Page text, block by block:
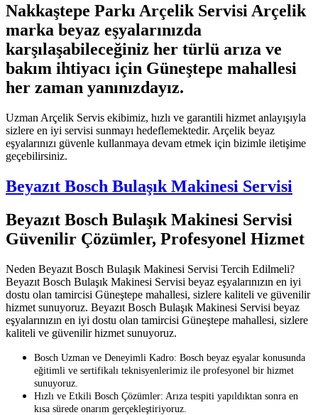
Nakkaştepe Parkı Arçelik Servisi Arçelik
marka beyaz eşyalarınızda
karşılaşabileceğiniz her türlü arıza ve
bakım ihtiyacı için Güneştepe mahallesi
her zaman yanınızdayız.
Uzman Arçelik Servis ekibimiz, hızlı ve garantili hizmet anlayışıyla
sizlere en iyi servisi sunmayı hedeflemektedir. Arçelik beyaz
eşyalarınızı güvenle kullanmaya devam etmek için bizimle iletişime
geçebilirsiniz.
Beyazıt Bosch Bulaşık Makinesi Servisi
Beyazıt Bosch Bulaşık Makinesi Servisi
Güvenilir Çözümler, Profesyonel Hizmet
Neden Beyazıt Bosch Bulaşık Makinesi Servisi Tercih Edilmeli?
Beyazıt Bosch Bulaşık Makinesi Servisi beyaz eşyalarınızın en iyi
dostu olan tamircisi Güneştepe mahallesi, sizlere kaliteli ve güvenilir
hizmet sunuyoruz. Beyazıt Bosch Bulaşık Makinesi Servisi beyaz
eşyalarınızın en iyi dostu olan tamircisi Güneştepe mahallesi, sizlere
kaliteli ve güvenilir hizmet sunuyoruz.
Bosch Uzman ve Deneyimli Kadro: Bosch beyaz eşyalar konusunda
eğitimli ve sertifikalı teknisyenlerimiz ile profesyonel bir hizmet
sunuyoruz.
Hızlı ve Etkili Bosch Çözümler: Arıza tespiti yapıldıktan sonra en
kısa sürede onarım gerçekleştiriyoruz.